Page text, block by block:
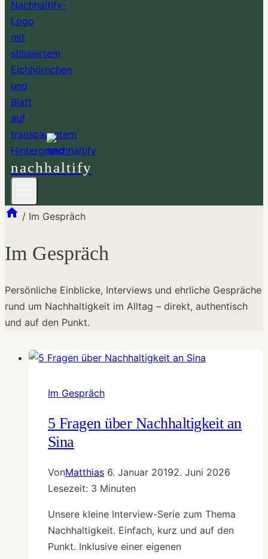
nachhaltify
/ Im Gespräch
Im Gespräch
Persönliche Einblicke, Interviews und ehrliche Gespräche
rund um Nachhaltigkeit im Alltag – direkt, authentisch
und auf den Punkt.
Im Gespräch
5 Fragen über Nachhaltigkeit an
Sina
VonMatthias 6. Januar 20192. Juni 2026
Lesezeit: 3 Minuten
Unsere kleine Interview-Serie zum Thema
Nachhaltigkeit. Einfach, kurz und auf den
Punkt. Inklusive einer eigenen